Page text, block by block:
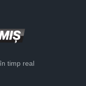
timp real